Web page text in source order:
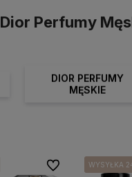
Dior Perfumy
DIOR PERFUMY
MĘSKIE
Do ulubionychWYSYŁKA
WYSYŁKA
WYSYŁKA